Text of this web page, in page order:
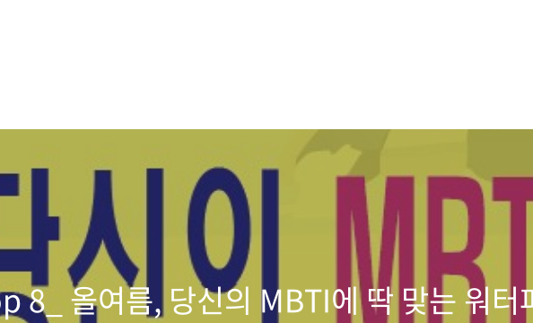
8_ 올여름, 당신의 MBTI에 딱 맞는 워터